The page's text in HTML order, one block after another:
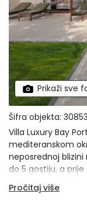
Prikaži sve
Šifra objekta: 30853
Villa Luxury Bay
mediteranskom
neposrednoj
do 5 gostiju, a
uređenjem,
aktivnostima koje
Pročitaj više